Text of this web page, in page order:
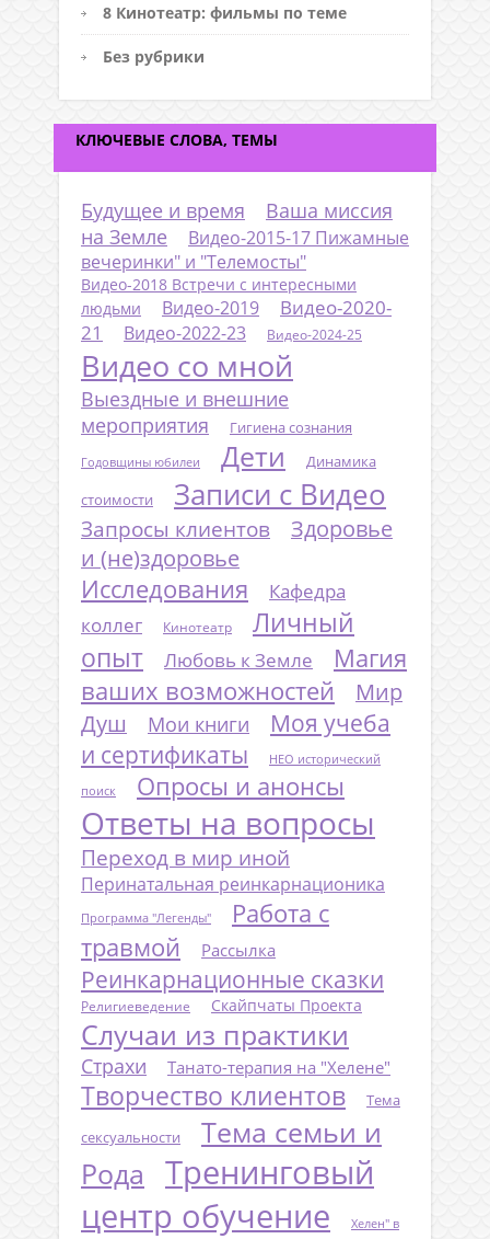
8 Кинотеатр: фильмы по теме
Без рубрики
КЛЮЧЕВЫЕ СЛОВА, ТЕМЫ
Будущее и время
Ваша миссия
на Земле
Видео-2015-17 Пижамные
вечеринки" и "Телемосты"
Видео-2018 Встречи с интересными
людьми
Видео-2019
Видео-2020-
21
Видео-2022-23 Видео-2024-25
Видео со мной
Выездные и внешние
мероприятия
Гигиена сознания
Годовщины юбилеи Дети
Динамика
стоимости
Записи с Видео
Запросы клиентов
Здоровье
и (не)здоровье
Исследования
Кафедра
коллег
Кинотеатр
Личный
опыт
Любовь к Земле
Магия
ваших возможностей
Мир
Душ
Мои книги
Моя учеба
и сертификаты
НЕО исторический
поиск Опросы и анонсы
Ответы на вопросы
Переход в мир иной
Перинатальная реинкарнационика
Программа "Легенды"
Работа с
травмой
Рассылка
Реинкарнационные сказки
Религиеведение Скайпчаты Проекта
Случаи из практики
Страхи Танато-терапия на "Хелене"
Творчество клиентов
Тема
сексуальности
Тема семьи и
Рода
Тренинговый
центр обучение
Хелен" в